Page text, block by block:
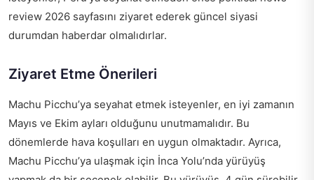
review 2026 sayfasını ziyaret ederek güncel siyasi
durumdan haberdar olmalıdırlar.
Ziyaret Etme Önerileri
Machu Picchu’ya seyahat etmek isteyenler, en iyi zamanın
Mayıs ve Ekim ayları olduğunu unutmamalıdır. Bu
dönemlerde hava koşulları en uygun olmaktadır. Ayrıca,
Machu Picchu’ya ulaşmak için İnca Yolu’nda yürüyüş